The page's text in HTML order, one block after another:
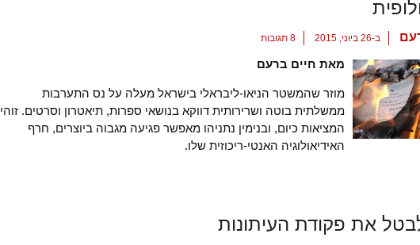
ב-26 ביוני, 2015 8 תגובות
מאת חיים ברעם
מוזר שהמשטר הניאו-ליבראלי בישראל מעלה על נס התערבות
ממשלתית בוטה ושרירותית דווקא בנושאי ספרות, תיאטרון וסרטים. זוהי
המציאות כיום, ובנימין נתניהו מאפשר פגיעה מגבוה ביוצרים, חרף
האידיאולוגיה האנטי-ריכוזית שלו.
את פקודת העיתונות